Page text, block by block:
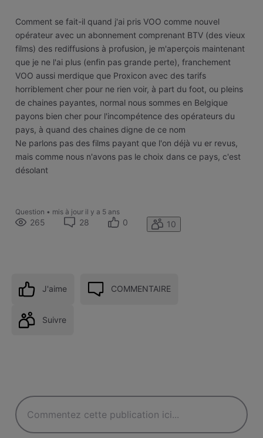
Comment se fait-il quand j'ai pris VOO comme nouvel
opérateur avec un abonnement comprenant BTV (des vieux
films) des rediffusions à profusion, je m'aperçois maintenant
que je ne l'ai plus (enfin pas grande perte), franchement
VOO aussi merdique que Proxicon avec des tarifs
horriblement cher pour ne rien voir, à part du foot, ou pleins
de chaines payantes, normal nous sommes en Belgique
payons bien cher pour l'incompétence des opérateurs du
pays, à quand des chaines digne de ce nom
Ne parlons pas des films payant que l'on déjà vu er revus,
mais comme nous n'avons pas le choix dans ce pays, c'est
désolant
Question • mis à jour il y a 5 ans
265 28 0 10
J'aime COMMENTAIRE
Suivre